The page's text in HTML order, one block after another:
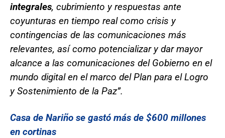
integrales, cubrimiento y respuestas ante
coyunturas en tiempo real como crisis y
contingencias de las comunicaciones más
relevantes, así como potencializar y dar mayor
alcance a las comunicaciones del Gobierno en el
mundo digital en el marco del Plan para el Logro
y Sostenimiento de la Paz”.
Casa de Nariño se gastó más de $600 millones
en cortinas